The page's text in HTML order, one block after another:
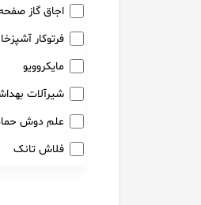
اجاق گاز
فرتوکار
مایکروویو
شیرآلات
علم دوش
فلاش تانک